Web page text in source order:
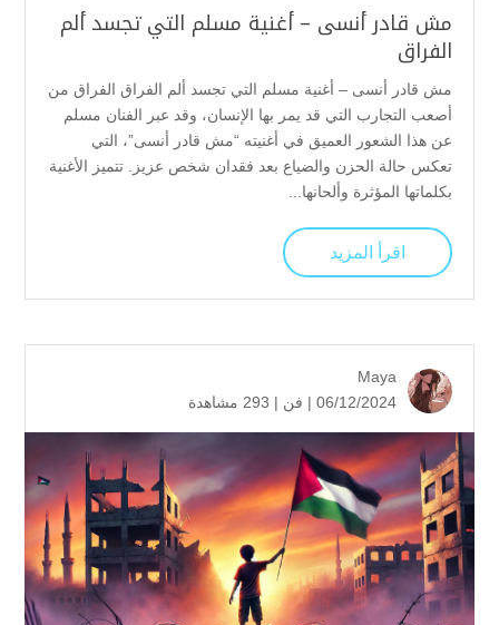
مش قادر أنسى – أغنية مسلم التي تجسد ألم
الفراق
مش قادر أنسى – أغنية مسلم التي تجسد ألم الفراق الفراق من
أصعب التجارب التي قد يمر بها الإنسان، وقد عبر الفنان مسلم
عن هذا الشعور العميق في أغنيته “مش قادر أنسى”، التي
تعكس حالة الحزن والضياع بعد فقدان شخص عزيز. تتميز الأغنية
بكلماتها المؤثرة وألحانها...
اقرأ المزيد
Maya
06/12/2024 |
فن | 293 مشاهدة